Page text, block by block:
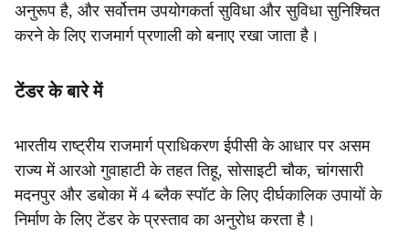
अनुरूप है, और सर्वोत्तम उपयोगकर्ता सुविधा और सुविधा सुनिश्चित
करने के लिए राजमार्ग प्रणाली को बनाए रखा जाता है।
टेंडर के बारे में
भारतीय राष्ट्रीय राजमार्ग प्राधिकरण ईपीसी के आधार पर असम
राज्य में आरओ गुवाहाटी के तहत तिहू, सोसाइटी चौक, चांगसारी
मदनपुर और डबोका में 4 ब्लैक स्पॉट के लिए दीर्घकालिक उपायों के
निर्माण के लिए टेंडर के प्रस्ताव का अनुरोध करता है।